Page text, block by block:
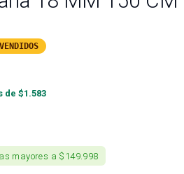
de $1.583
mayores a $149.998